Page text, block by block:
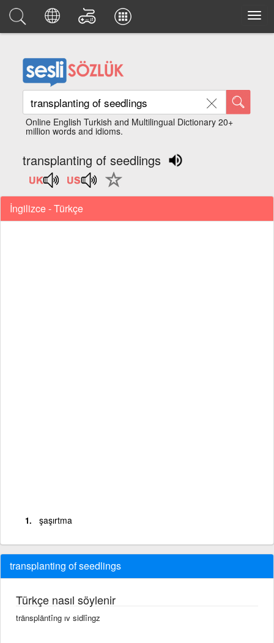
Online English Turkish and Multilingual Dictionary 20+
million words and idioms.
transplanting of seedlings
İngilizce - Türkçe
şaşırtma
transplanting of seedlings
Türkçe nasıl söylenir
tränspläntîng ıv sidlîngz